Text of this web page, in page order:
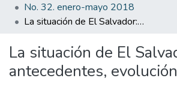
No. 32. enero-mayo 2018
La situación de El Salvador: antecedentes, evolución y retos
La situación de El
antecedentes,